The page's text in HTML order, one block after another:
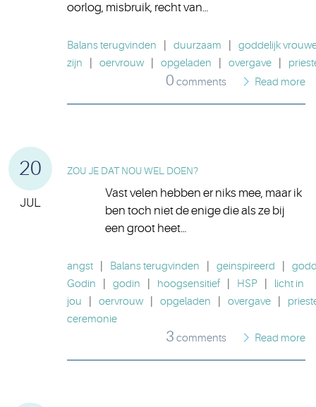
oorlog, misbruik, recht van…
Balans terugvinden duurzaam
goddelijk
zijn
oervrouw opgeladen overgave
0 comments Read more
20
JUL
ZOU JE DAT NOU WEL DOEN?
Vast velen hebben er niks mee, maar ik
ben toch niet de enige die als ze bij
een groot heet…
angst Balans terugvinden geinspireerd
Godin
godin hoogsensitief HSP
licht in
jou
oervrouw opgeladen overgave
ceremonie
3 comments Read more